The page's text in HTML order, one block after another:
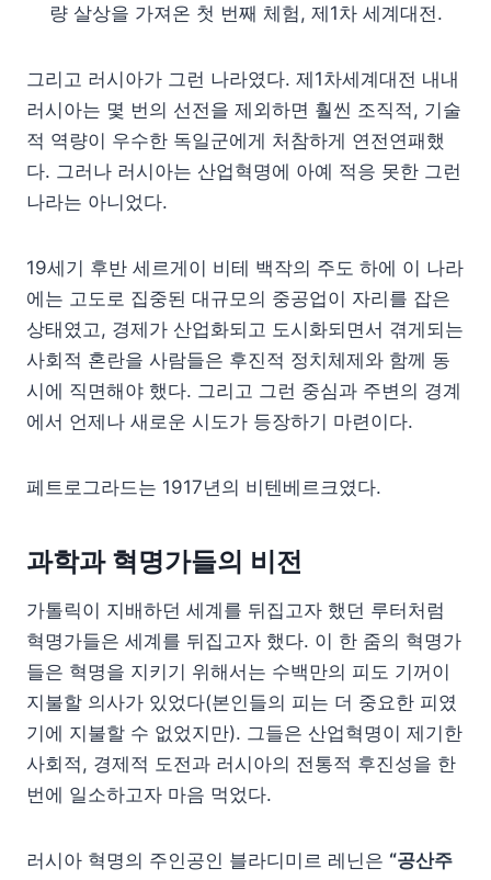
량 살상을 가져온 첫 번째 체험, 제1차 세계대전.
그리고 러시아가 그런 나라였다. 제1차세계대전 내내
러시아는 몇 번의 선전을 제외하면 훨씬 조직적, 기술
적 역량이 우수한 독일군에게 처참하게 연전연패했
다. 그러나 러시아는 산업혁명에 아예 적응 못한 그런
나라는 아니었다.
19세기 후반 세르게이 비테 백작의 주도 하에 이 나라
에는 고도로 집중된 대규모의 중공업이 자리를 잡은
상태였고, 경제가 산업화되고 도시화되면서 겪게되는
사회적 혼란을 사람들은 후진적 정치체제와 함께 동
시에 직면해야 했다. 그리고 그런 중심과 주변의 경계
에서 언제나 새로운 시도가 등장하기 마련이다.
페트로그라드는 1917년의 비텐베르크였다.
과학과 혁명가들의 비전
가톨릭이 지배하던 세계를 뒤집고자 했던 루터처럼
혁명가들은 세계를 뒤집고자 했다. 이 한 줌의 혁명가
들은 혁명을 지키기 위해서는 수백만의 피도 기꺼이
지불할 의사가 있었다(본인들의 피는 더 중요한 피였
기에 지불할 수 없었지만). 그들은 산업혁명이 제기한
사회적, 경제적 도전과 러시아의 전통적 후진성을 한
번에 일소하고자 마음 먹었다.
러시아 혁명의 주인공인 블라디미르 레닌은 “공산주